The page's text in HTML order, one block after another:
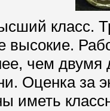
класс.
чем
Оценка за
иметь